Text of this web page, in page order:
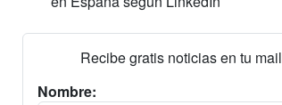
Recibe gratis noticias en tu mail
Nombre: